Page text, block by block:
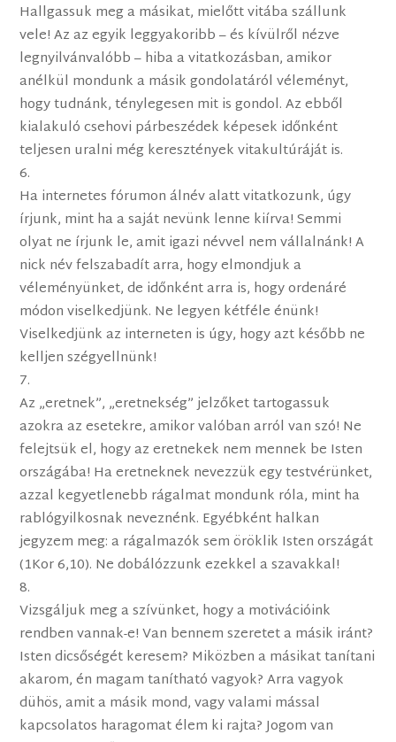
Hallgassuk meg a másikat, mielőtt vitába szállunk
vele! Az az egyik leggyakoribb – és kívülről nézve
legnyilvánvalóbb – hiba a vitatkozásban, amikor
anélkül mondunk a másik gondolatáról véleményt,
hogy tudnánk, ténylegesen mit is gondol. Az ebből
kialakuló csehovi párbeszédek képesek időnként
teljesen uralni még keresztények vitakultúráját is.
Ha internetes fórumon álnév alatt vitatkozunk, úgy
írjunk, mint ha a saját nevünk lenne kiírva! Semmi
olyat ne írjunk le, amit igazi névvel nem vállalnánk! A
nick név felszabadít arra, hogy elmondjuk a
véleményünket, de időnként arra is, hogy ordenáré
módon viselkedjünk. Ne legyen kétféle énünk!
Viselkedjünk az interneten is úgy, hogy azt később ne
kelljen szégyellnünk!
Az „eretnek”, „eretnekség” jelzőket tartogassuk
azokra az esetekre, amikor valóban arról van szó! Ne
felejtsük el, hogy az eretnekek nem mennek be Isten
országába! Ha eretneknek nevezzük egy testvérünket,
azzal kegyetlenebb rágalmat mondunk róla, mint ha
rablógyilkosnak neveznénk. Egyébként halkan
jegyzem meg: a rágalmazók sem öröklik Isten országát
(1Kor 6,10). Ne dobálózzunk ezekkel a szavakkal!
Vizsgáljuk meg a szívünket, hogy a motivációink
rendben vannak-e! Van bennem szeretet a másik iránt?
Isten dicsőségét keresem? Miközben a másikat tanítani
akarom, én magam tanítható vagyok? Arra vagyok
dühös, amit a másik mond, vagy valami mással
kapcsolatos haragomat élem ki rajta? Jogom van